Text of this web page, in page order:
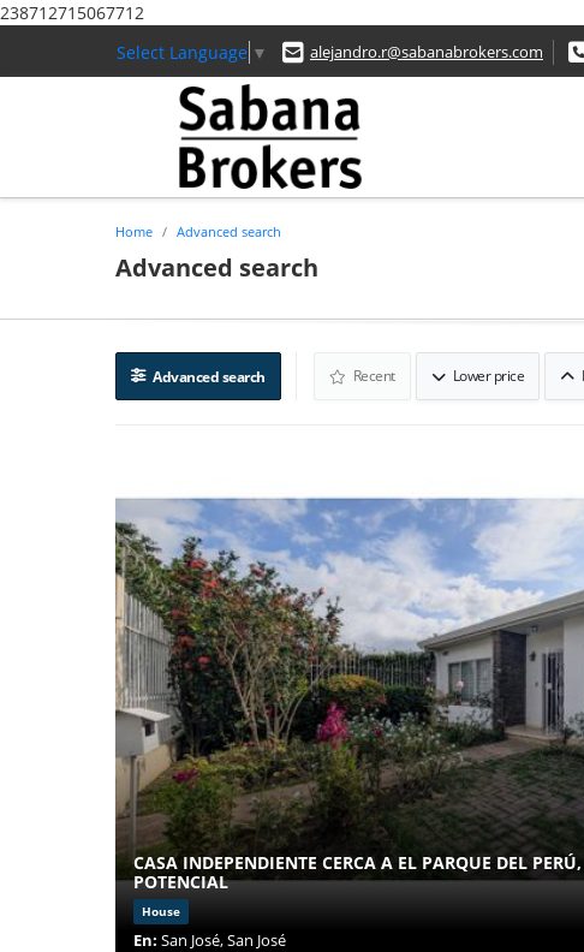
238712715067712
Select Language ▼ alejandro.r@sabanabrokers.com
Home Advanced search
Advanced search
Advanced search Recent Lower price
CASA INDEPENDIENTE CERCA A EL PARQUE DEL
POTENCIAL
House
En: San José, San José